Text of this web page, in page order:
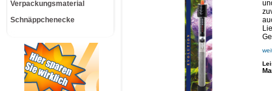
Verpackungsmaterial
Schnäppchenecke